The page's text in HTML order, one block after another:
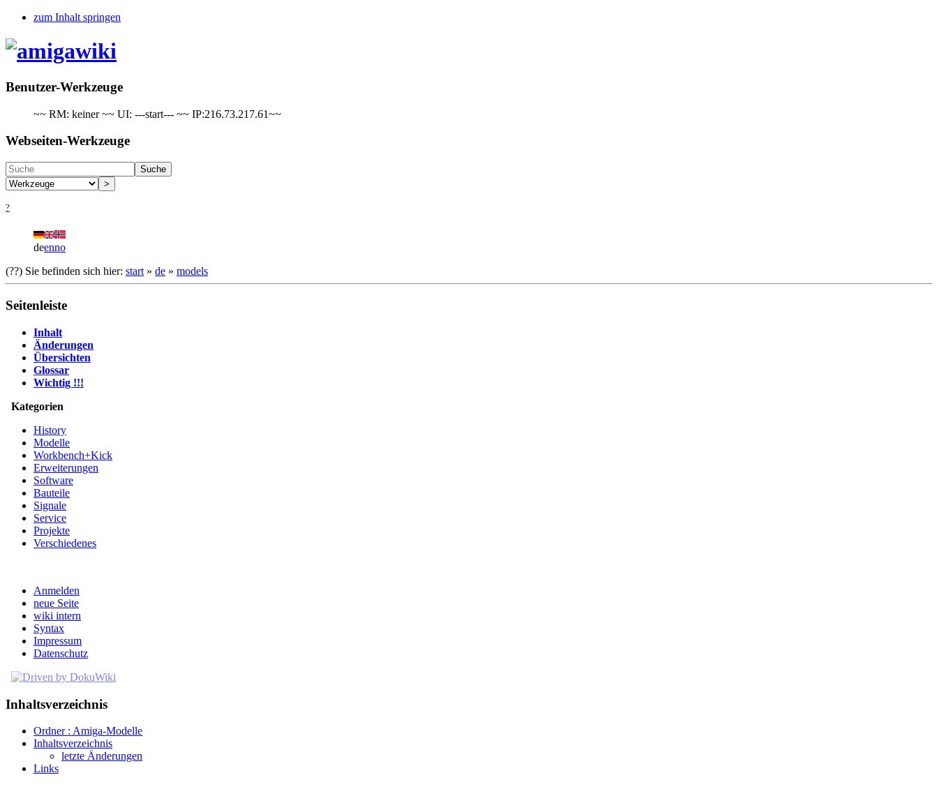
zum Inhalt springen
Benutzer-Werkzeuge
~~ RM: keiner ~~ UI: ---start--- ~~ IP:216.73.217.61~~
Webseiten-Werkzeuge
Suche
>
?
deenno
(??) Sie befinden sich hier: start » de » models
Seitenleiste
Inhalt
Änderungen
Übersichten
Glossar
Wichtig !!!
Kategorien
History
Modelle
Workbench+Kick
Erweiterungen
Software
Bauteile
Signale
Service
Projekte
Verschiedenes
Anmelden
neue Seite
wiki intern
Syntax
Impressum
Datenschutz
Inhaltsverzeichnis
Ordner : Amiga-Modelle
Inhaltsverzeichnis
letzte Änderungen
Links